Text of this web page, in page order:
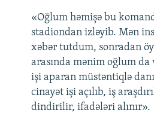
İZ - MƏDƏNIYYƏT PROQRAMI
MATERIALLARIMIZDAN ISTIFADƏ
AZADLIQRADIOSU MOBIL
BIZIMLƏ ƏLAQƏ
XƏBƏR BÜLLETENLƏRIMIZ
RFE/RL-in bütün saytları
«Oğlum həmişə bu
stadiondan izləyib. Mən
xəbər tutdum, sonradan
arasında mənim oğlum
işi aparan müstəntiqlə
cinayət işi açılıb, iş
dindirilir, ifadələri alınır».